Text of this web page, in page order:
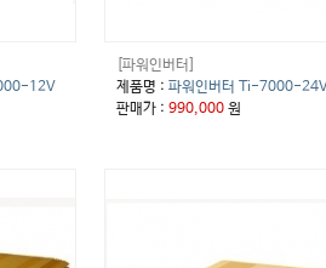
12V
[파워인버터]
제품명 :파워인버터 Ti-7000-
판매가 :990,000 원